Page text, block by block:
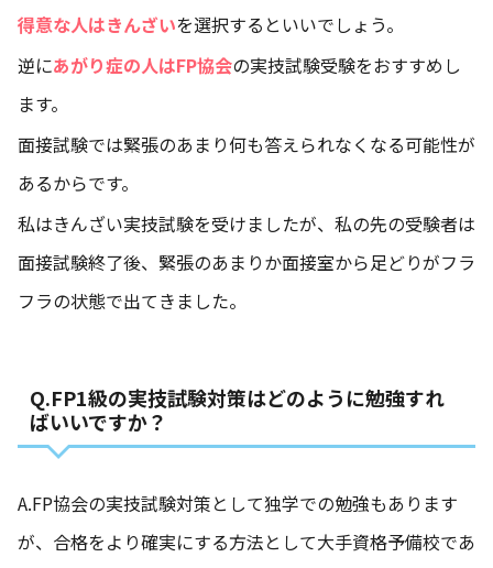
得意な人はきんざいを選択するといいでしょう。
逆にあがり症の人はFP協会の実技試験受験をおすすめし
ます。
面接試験では緊張のあまり何も答えられなくなる可能性が
あるからです。
私はきんざい実技試験を受けましたが、私の先の受験者は
面接試験終了後、緊張のあまりか面接室から足どりがフラ
フラの状態で出てきました。
Q.FP1級の実技試験対策はどのように勉強すれ
ばいいですか？
A.FP協会の実技試験対策として独学での勉強もあります
が、合格をより確実にする方法として大手資格予備校であ